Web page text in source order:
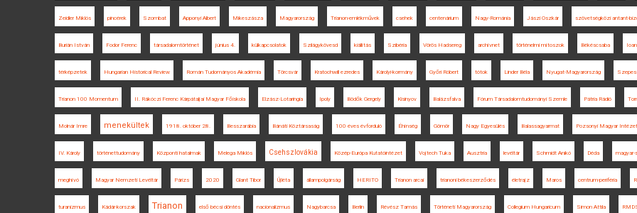
Zeidler Miklós pincérek Szombat Apponyi Albert Mikeszásza Magyarország Trianon-emlékművek csehek centenárium Nagy-Románia Jászi Oszkár szövetségközi antant-
Burián István Fodor Ferenc társadalomtörténet június 4. külkapcsolatok Szilágykövesd kiállítás Szibéria Vörös Hadsereg archívnet történelmi mítoszok Békéscsaba
térképzetek Hungarian Historical Review Román Tudományos Akadémia Törcsvár Kratochwill ezredes Károlyi-kormány Győri Róbert tótok Linder Béla Nyugat-Magyarország
Trianon 100 Momentum II. Rákóczi Ferenc Kárpátaljai Magyar Főiskola Elzász-Lotaringia Ipoly Bödők Gergely Kisinyov Balázsfalva Fórum Társadalomtudományi Szemle Pátria Rádió
Molnár Imre menekültek 1918. október 28. Besszarábia Bánáti Köztársaság 100 éves évforduló Éhínség Gömör Nagy Egyesülés Balassagyarmat Pozsonyi Magyar Intézet
IV. Károly történettudomány Központi hatalmak Melega Miklós Csehszlovákia Közép-Európa Kutatóintézet Vojtech Tuka Ausztria levéltár Schmidt Anikó Déda magyar-
meghívó Magyar Nemzeti Levéltár Párizs 2020 Glant Tibor Újléta állampolgárság HERITO Trianon arcai trianoni békeszerződés életrajz Maros centrum-periféria
turanizmus Kádár-korszak Trianon első bécsi döntés nacionalizmus Nagybarcsa Berlin Révész Tamás Történeti Magyarország Collegium Hungaricum Simon Attila